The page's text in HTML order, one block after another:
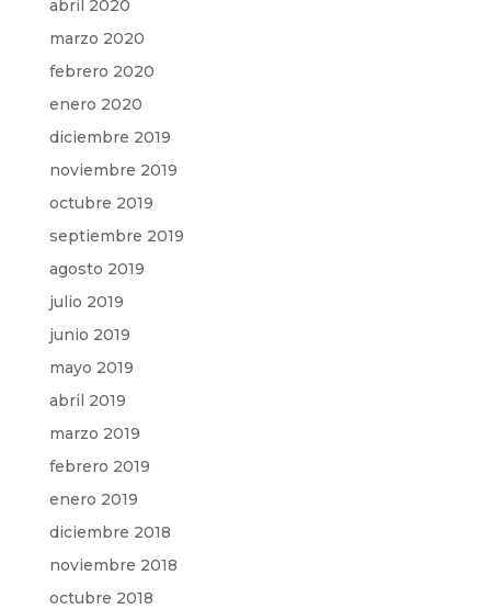
abril 2020
marzo 2020
febrero 2020
enero 2020
diciembre 2019
noviembre 2019
octubre 2019
septiembre 2019
agosto 2019
julio 2019
junio 2019
mayo 2019
abril 2019
marzo 2019
febrero 2019
enero 2019
diciembre 2018
noviembre 2018
octubre 2018